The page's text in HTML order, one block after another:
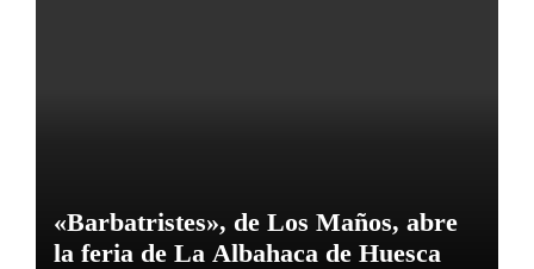
«Barbatristes», de Los Maños, abre
la feria de La Albahaca de Huesca